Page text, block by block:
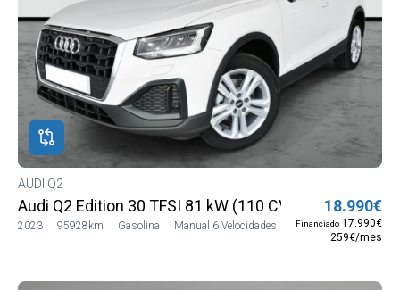
Combustible y cambio
Precio y cuota (0)
Carrocería, año y Kms. (0)
AUDI Q2
Audi Q2 Edition 30 TFSI 81 kW (110 CV)
2023 95928km Gasolina Manual 6 Velocidades
18.990€
Financiado 17.990€
259€/mes